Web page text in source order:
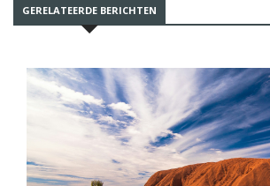
GERELATEERDE BERICHTEN